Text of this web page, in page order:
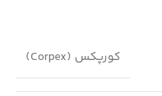
کورپکس (Corpex)